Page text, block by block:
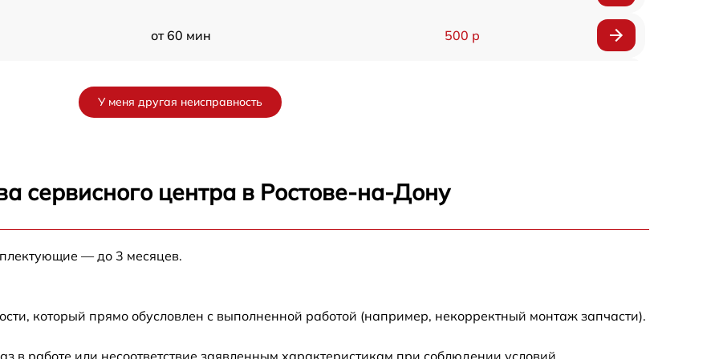
от 60 мин 500 р
от 60 мин
У меня другая неисправность
сервисного центра в Ростове-на-Дону
— до 3 месяцев.
который прямо обусловлен с выполненной работой (например, некорректный монтаж запчасти).